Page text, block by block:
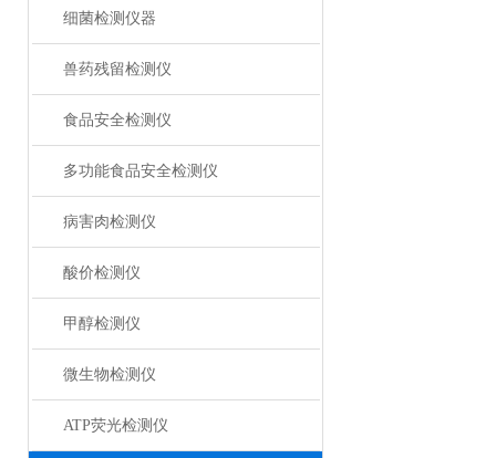
细菌检测仪器
兽药残留检测仪
食品安全检测仪
多功能食品安全检测仪
病害肉检测仪
酸价检测仪
甲醇检测仪
微生物检测仪
ATP荧光检测仪